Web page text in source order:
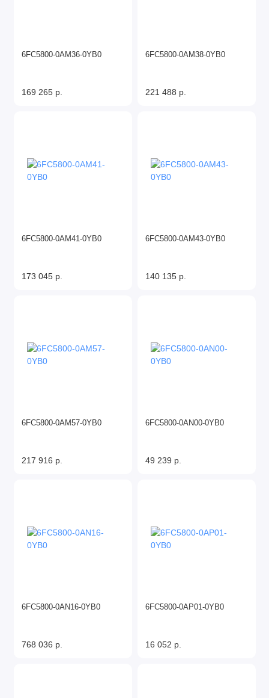
6FC5800-0AM36-0YB0
169 265 р.
6FC5800-0AM38-0YB0
221 488 р.
6FC5800-0AM41-0YB0
173 045 р.
6FC5800-0AM43-0YB0
140 135 р.
6FC5800-0AM57-0YB0
217 916 р.
6FC5800-0AN00-0YB0
49 239 р.
6FC5800-0AN16-0YB0
768 036 р.
6FC5800-0AP01-0YB0
16 052 р.